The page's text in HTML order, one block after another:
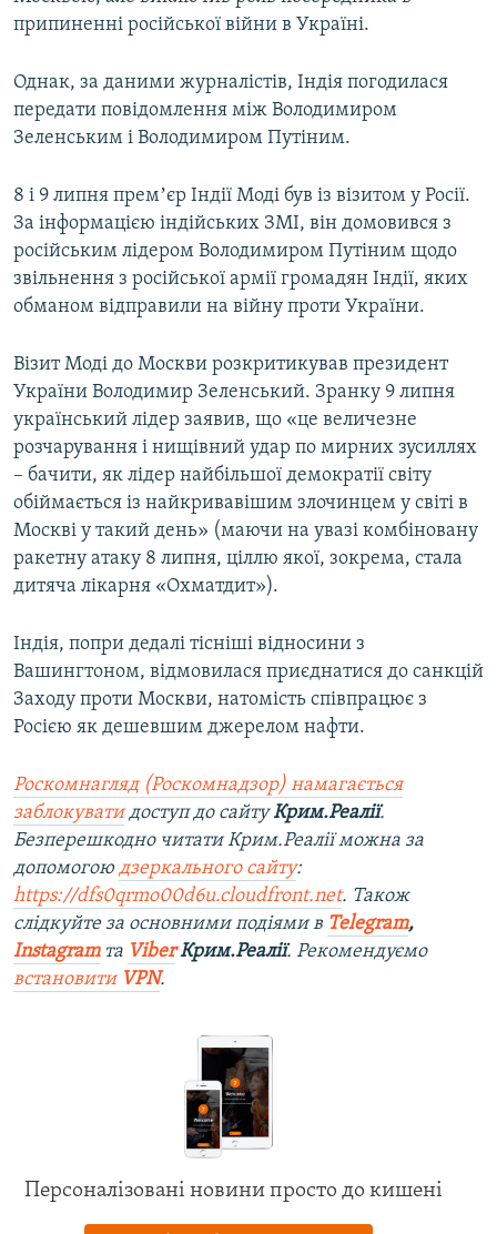
припиненні російської війни в Україні.
Однак, за даними журналістів, Індія погодилася
передати повідомлення між Володимиром
Зеленським і Володимиром Путіним.
8 і 9 липня премʼєр Індії Моді був із візитом у Росії.
За інформацією індійських ЗМІ, він домовився з
російським лідером Володимиром Путіним щодо
звільнення з російської армії громадян Індії, яких
обманом відправили на війну проти України.
Візит Моді до Москви розкритикував президент
України Володимир Зеленський. Зранку 9 липня
український лідер заявив, що «це величезне
розчарування і нищівний удар по мирних зусиллях
– бачити, як лідер найбільшої демократії світу
обіймається із найкривавішим злочинцем у світі в
Москві у такий день» (маючи на увазі комбіновану
ракетну атаку 8 липня, ціллю якої, зокрема, стала
дитяча лікарня «Охматдит»).
Індія, попри дедалі тісніші відносини з
Вашингтоном, відмовилася приєднатися до санкцій
Заходу проти Москви, натомість співпрацює з
Росією як дешевшим джерелом нафти.
Роскомнагляд (Роскомнадзор) намагається
заблокуватидоступ до сайтуКрим.Реалії.
Безперешкодно читати Крим.Реалії можна за
допомогою дзеркального сайту:
https://dfs0qrmo00d6u.cloudfront.net. Також
слідкуйте за основними подіями в Telegram,
Instagramта ViberКрим.Реалії. Рекомендуємо
встановити VPN.
Персоналізовані новини просто до кишені